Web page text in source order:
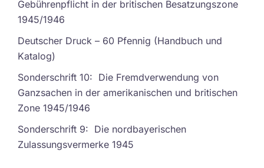
Gebührenpflicht in der britischen Besatzungszone
1945/1946
Deutscher Druck – 60 Pfennig (Handbuch und
Katalog)
Sonderschrift 10: Die Fremdverwendung von
Ganzsachen in der amerikanischen und britischen
Zone 1945/1946
Sonderschrift 9: Die nordbayerischen
Zulassungsvermerke 1945